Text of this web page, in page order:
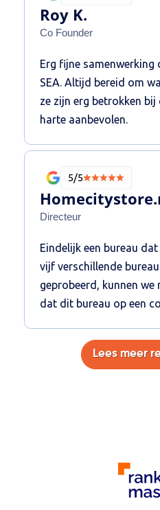
posities en een flinke
verkeer.
Roy K.
Co Founder
Erg fijne samenwerking
SEA. Altijd bereid om
ze zijn erg betrokken bij
harte aanbevolen.
5/5
Directeur
Eindelijk een bureau
vijf verschillende
geprobeerd, kunnen we
dat dit bureau op een
dat hadden de andere
begin merkten we dat
dit bureau anders
waarop ze met je
Lees meer